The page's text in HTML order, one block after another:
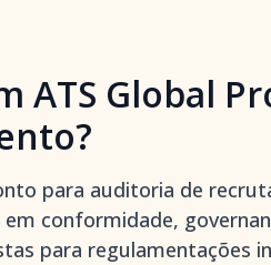
ATS Global
para auditoria de
conformidade,
para regulamentações